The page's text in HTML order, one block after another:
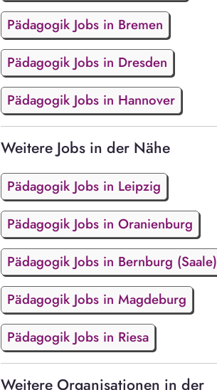
Pädagogik Jobs in Bremen
Pädagogik Jobs in Dresden
Pädagogik Jobs in Hannover
Weitere Jobs in der Nähe
Pädagogik Jobs in Leipzig
Pädagogik Jobs in Oranienburg
Pädagogik Jobs in Bernburg (Saale)
Pädagogik Jobs in Magdeburg
Pädagogik Jobs in Riesa
Weitere Organisationen in der